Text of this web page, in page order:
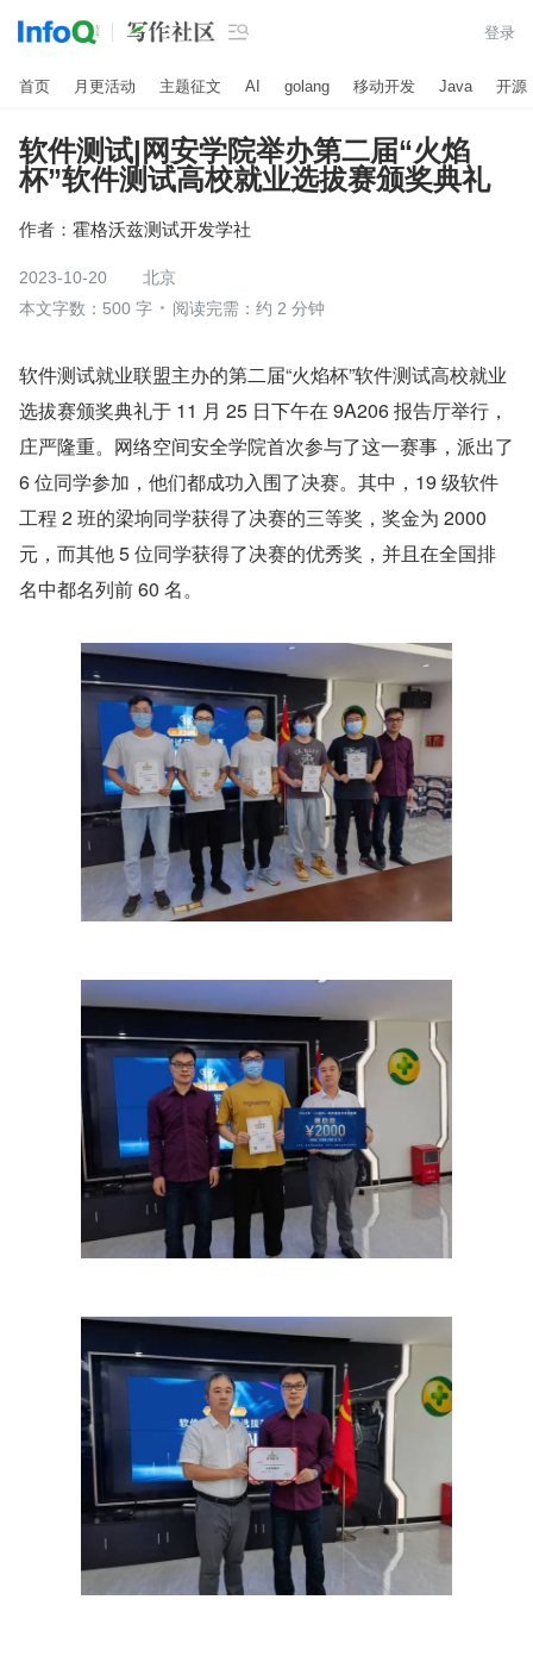
 登录
首页 月更活动 主题征文 AI golang 移动开发 Java 开源
软件测试|网安学院举办第二届“火焰
杯”软件测试高校就业选拔赛颁奖典礼
作者： 霍格沃兹测试开发学社
2023-10-20
北京
本文字数：500 字
阅读完需：约 2 分钟
软件测试就业联盟主办的第二届“火焰杯”软件测试高校就业
选拔赛颁奖典礼于 11 月 25 日下午在 9A206 报告厅举行，
庄严隆重。网络空间安全学院首次参与了这一赛事，派出了
6 位同学参加，他们都成功入围了决赛。其中，19 级软件
工程 2 班的梁垧同学获得了决赛的三等奖，奖金为 2000
元，而其他 5 位同学获得了决赛的优秀奖，并且在全国排
名中都名列前 60 名。